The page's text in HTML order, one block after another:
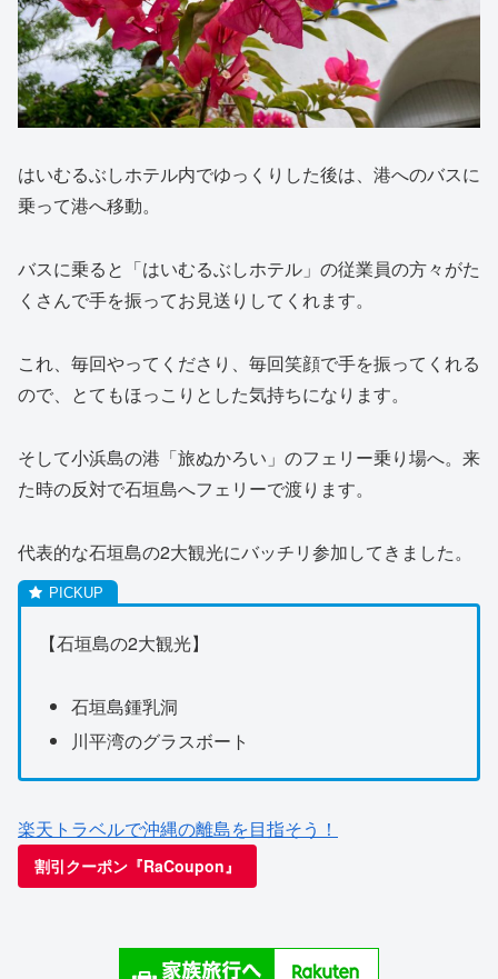
はいむるぶしホテル内でゆっくりした後は、港へのバスに
乗って港へ移動。
バスに乗ると「はいむるぶしホテル」の従業員の方々がた
くさんで手を振ってお見送りしてくれます。
これ、毎回やってくださり、毎回笑顔で手を振ってくれる
ので、とてもほっこりとした気持ちになります。
そして小浜島の港「旅ぬかろい」のフェリー乗り場へ。来
た時の反対で石垣島へフェリーで渡ります。
代表的な石垣島の2大観光にバッチリ参加してきました。
【石垣島の2大観光】
石垣島鍾乳洞
川平湾のグラスボート
楽天トラベルで沖縄の離島を目指そう！
割引クーポン『RaCoupon』